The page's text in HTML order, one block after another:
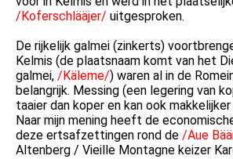
/Koferschlääjer/ uitgesproken.
De rijkelijk galmei (zinkerts)
Kelmis (de plaatsnaam komt van het
galmei, /Käleme/) waren al in de
belangrijk. Messing (een legering van
taaier dan koper en kan ook
Naar mijn mening heeft de
deze ertsafzettingen rond de /Aue
Altenberg / Vieille Montagne keizer